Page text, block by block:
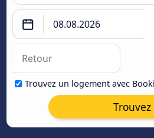
Trouvez un logement avec
Trouvez